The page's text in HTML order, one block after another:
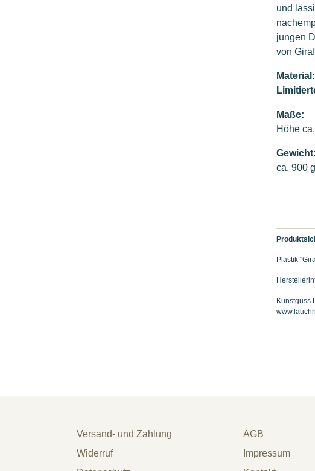
und
jungen
von
Material:
Maße:
Höhe
Gewicht:
ca. 900 g
Plastik
Kunstguss
Versand- und Zahlung
AGB
Widerruf
Impressum